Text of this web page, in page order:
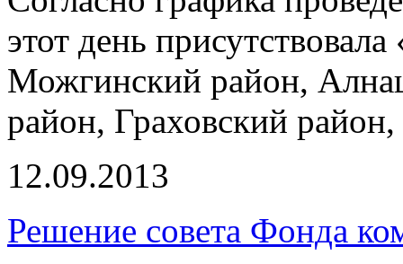
этот день
Можгинский район,
район, Граховский
12.09.2013
Решение совета Фонда